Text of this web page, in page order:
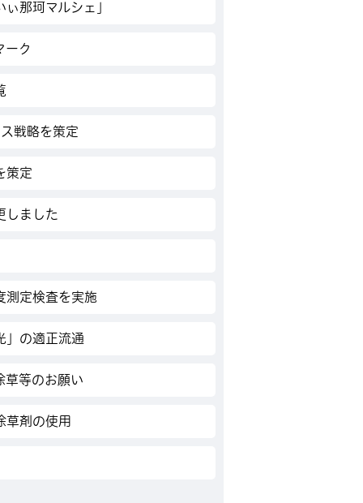
那珂マルシェ」
ーク
戦略を策定
策定
しました
測定検査を実施
」の適正流通
草等のお願い
草剤の使用